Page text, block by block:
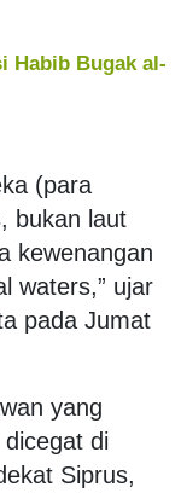
Habib Bugak al-
(para
bukan laut
kewenangan
waters,” ujar
pada Jumat
yang
di
Siprus,